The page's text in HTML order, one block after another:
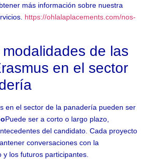
más información sobre nuestra
https://ohlalaplacements.com/nos-
de las
en el sector
en el sector de la panadería pueden ser
Puede ser a corto o largo plazo,
del candidato. Cada proyecto
conversaciones con la
los futuros participantes.